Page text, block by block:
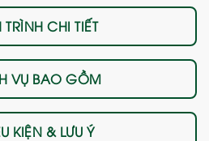
TRÌNH CHI TIẾT
VỤ BAO GỒM
KIỆN & LƯU Ý